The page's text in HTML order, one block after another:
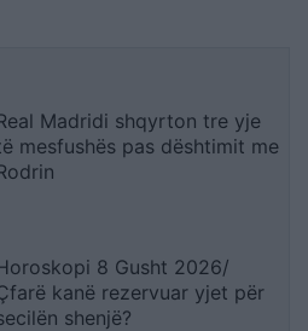
Madridi shqyrton tre yje
mesfushës pas dështimit me
8 Gusht 2026/
kanë rezervuar yjet për
shenjë?